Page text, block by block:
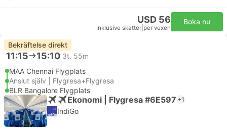
USD 56
Inklusive skatter per vuxen
Boka nu
Bekräftelse direkt
11:15 15:10 3t. 55m
MAA Chennai Flygplats
Anslut själv | Flygresa+Flygresa
BLR Bangalore Flygplats
Ekonomi | Flygresa #6E597 +1
IndiGo